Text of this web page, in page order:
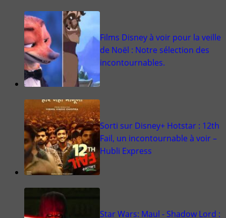
Films Disney à voir pour la veille
de Noël : Notre sélection des
incontournables.
Sorti sur Disney+ Hotstar : 12th
Fail, un incontournable à voir –
Hubli Express
Star Wars: Maul - Shadow Lord :